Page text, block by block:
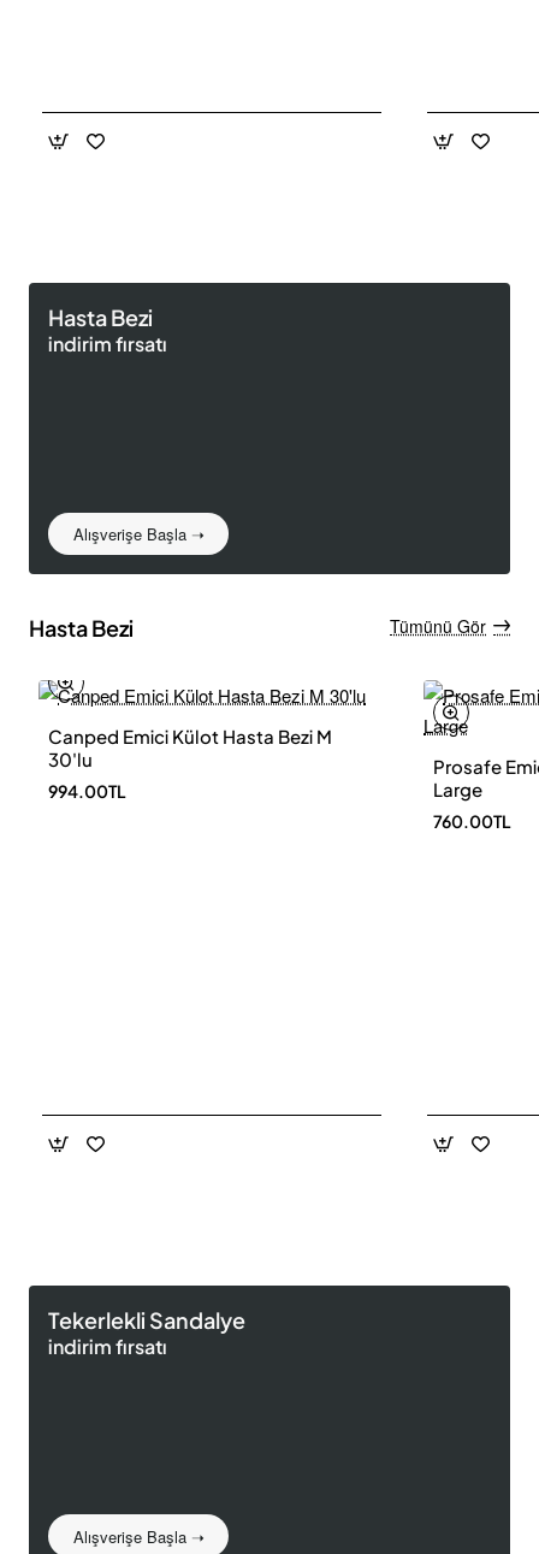
Hasta Bezi
indirim fırsatı
Alışverişe Başla ➝
Hasta Bezi Tümünü Gör
Yeni Ürün
Canped Emici Külot Hasta Bezi M
30'lu
994.00TL
Prosafe
Large
760.00TL
Tekerlekli Sandalye
indirim fırsatı
Alışverişe Başla ➝